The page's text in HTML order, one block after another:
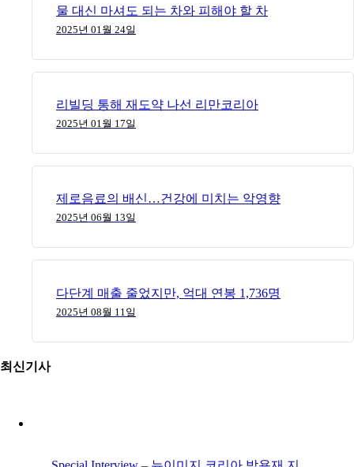
물 대신 마셔도 되는 차와 피해야 할 차
2025년 01월 24일
리빌딩 통해 재도약 나선 리만코리아
2025년 01월 17일
제로음료의 배신…건강에 미치는 악영향
2025년 06월 13일
다단계 매출 줄었지만, 억대 연봉 1,736명
2025년 08월 11일
최신기사